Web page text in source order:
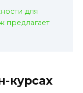
для
предлагает
курсах